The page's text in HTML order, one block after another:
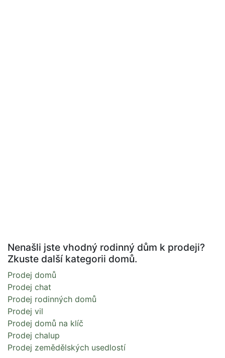
Nenašli jste vhodný rodinný dům k prodeji?
Zkuste další kategorii domů.
Prodej domů
Prodej chat
Prodej rodinných domů
Prodej vil
Prodej domů na klíč
Prodej chalup
Prodej zemědělských usedlostí